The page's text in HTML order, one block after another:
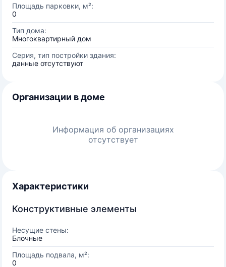
Площадь парковки, м²:
0
Тип дома:
Многоквартирный дом
Серия, тип постройки здания:
данные отсутствуют
Организации в доме
Информация об организациях
отсутствует
Характеристики
Конструктивные элементы
Несущие стены:
Блочные
Площадь подвала, м²:
0